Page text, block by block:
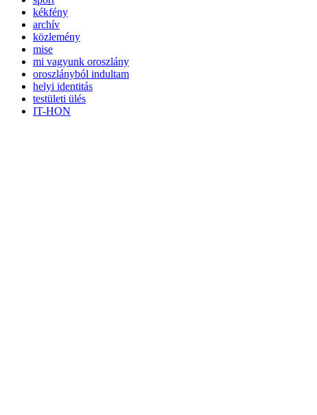
kékfény
archív
közlemény
mise
mi vagyunk oroszlány
oroszlányból indultam
helyi identitás
testületi ülés
IT-HON